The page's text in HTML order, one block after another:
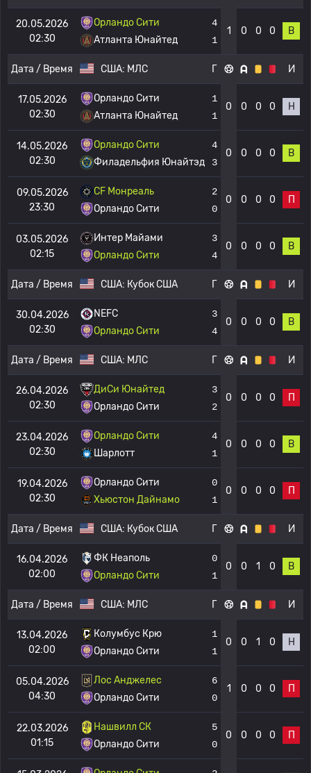
20.05.2026
02:30
Орландо Сити
Атланта Юнайтед
4
1
1 0 0 0 В
Дата / Время США: МЛС Г И
17.05.2026
02:30
Орландо Сити
Атланта Юнайтед
1
1
0 0 0 0 Н
14.05.2026
02:30
Орландо Сити
Филадельфия Юнайтэд
4
3
0 0 0 0 В
09.05.2026
23:30
CF Монреаль
Орландо Сити
2
0
0 0 0 0 П
03.05.2026
02:15
Интер Майами
Орландо Сити
3
4
0 0 0 0 В
Дата / Время США: Кубок США Г И
30.04.2026
02:30
NEFC
Орландо Сити
3
4
0 0 0 0 В
Дата / Время США: МЛС Г И
26.04.2026
02:30
ДиСи Юнайтед
Орландо Сити
3
2
0 0 0 0 П
23.04.2026
02:30
Орландо Сити
Шарлотт
4
1
0 0 0 0 В
19.04.2026
02:30
Орландо Сити
Хьюстон Дайнамо
0
1
0 0 0 0 П
Дата / Время США: Кубок США Г И
16.04.2026
02:00
ФК Неаполь
Орландо Сити
0
1
0 0 1 0 В
Дата / Время США: МЛС Г И
13.04.2026
02:00
Колумбус Крю
Орландо Сити
1
1
0 0 1 0 Н
05.04.2026
04:30
Лос Анджелес
Орландо Сити
6
0
1 0 0 0 П
22.03.2026
01:15
Нашвилл СК
Орландо Сити
5
0
0 0 0 0 П